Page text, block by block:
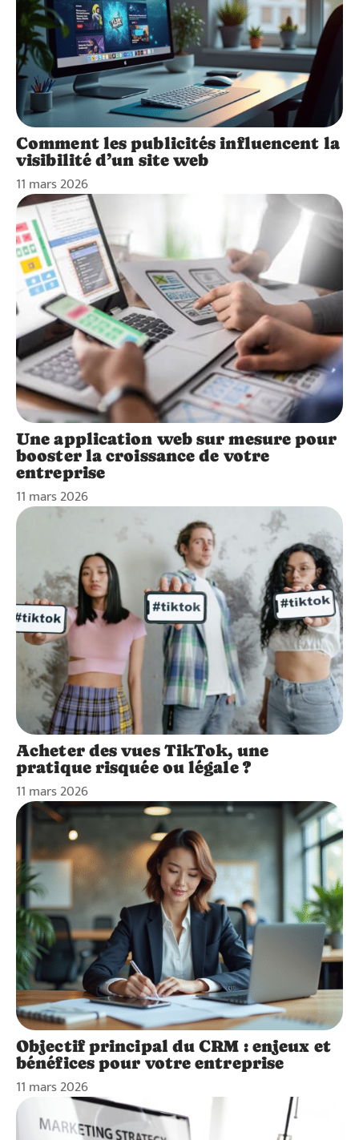
Comment les publicités influencent la
visibilité d’un site web
11 mars 2026
Une application web sur mesure pour
booster la croissance de votre
entreprise
11 mars 2026
Acheter des vues TikTok, une
pratique risquée ou légale ?
11 mars 2026
Objectif principal du CRM : enjeux et
bénéfices pour votre entreprise
11 mars 2026